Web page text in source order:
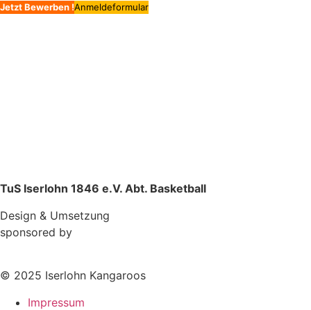
Jetzt Bewerben !Anmeldeformular
TuS Iserlohn 1846 e.V. Abt. Basketball
Design & Umsetzung
sponsored by
© 2025 Iserlohn Kangaroos
Impressum